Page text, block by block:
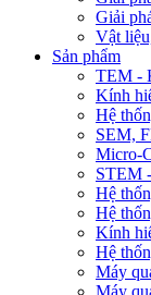
Giải
Vật
Sản phẩm
TEM -
Kính
Hệ
SEM,
Micro-
STEM
Hệ
Hệ
Kính
Hệ
Máy
Máy